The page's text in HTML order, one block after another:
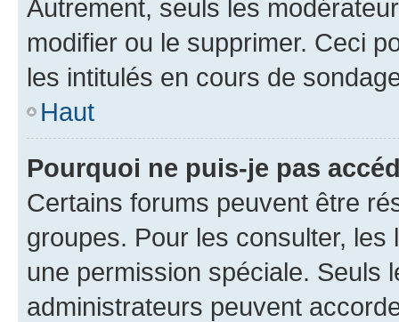
Autrement, seuls les
modifier ou le supprimer. Ceci
les intitulés en cours de
Haut
Pourquoi ne puis-je pas
Certains forums peuvent être
groupes. Pour les consulter,
une permission spéciale. Seuls
administrateurs peuvent